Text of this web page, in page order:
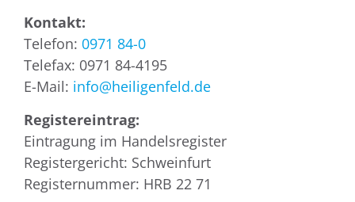
Kontakt:
Telefon: 0971 84-0
Telefax: 0971 84-4195
E-Mail: info@heiligenfeld.de
Registereintrag:
Eintragung im Handelsregister
Registergericht: Schweinfurt
Registernummer: HRB 22 71